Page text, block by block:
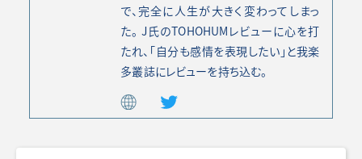
で、完全に人生が大きく変わってしまっ
た。 J氏のTOHOHUMレビューに心を打
たれ、「自分も感情を表現したい」と我楽
多叢誌にレビューを持ち込む。